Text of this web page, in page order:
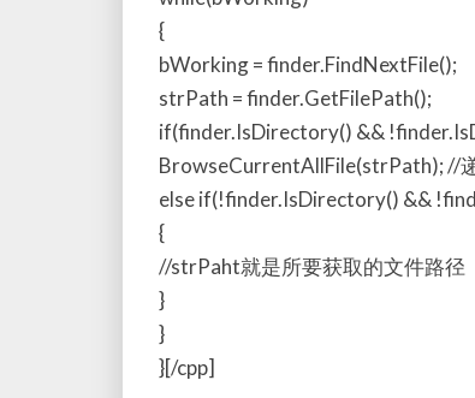
{
bWorking = finder.FindNextFile();
strPath = finder.GetFilePath();
if(finder.IsDirectory() &&
BrowseCurrentAllFile(strPath); //
else if(!finder.IsDirectory() &&
{
//strPaht就是所要获取的文件路径
}
}
}[/cpp]